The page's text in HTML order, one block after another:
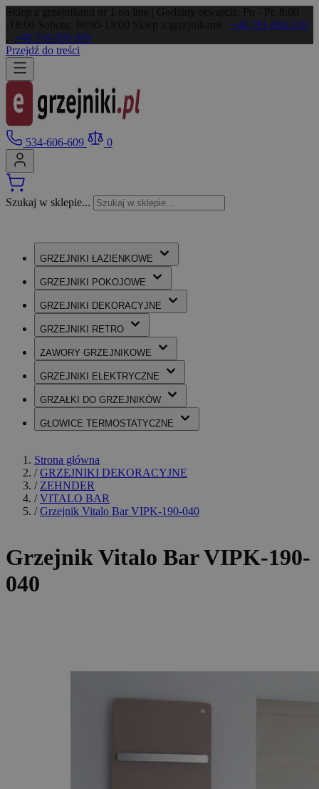
+48 791 868 556
+48 534 606 609
Przejdź do treści
534-606-609 0
Szukaj w sklepie...
GRZEJNIKI ŁAZIENKOWE
GRZEJNIKI POKOJOWE
GRZEJNIKI DEKORACYJNE
GRZEJNIKI RETRO
ZAWORY GRZEJNIKOWE
GRZEJNIKI ELEKTRYCZNE
GRZAŁKI DO GRZEJNIKÓW
GŁOWICE TERMOSTATYCZNE
Strona główna
/ GRZEJNIKI DEKORACYJNE
/ ZEHNDER
/ VITALO BAR
/ Grzejnik Vitalo Bar VIPK-190-040
Grzejnik Vitalo Bar VIPK-190-
040